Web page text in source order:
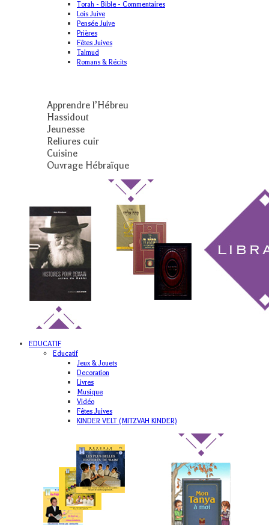
Torah - Bible - Commentaires
Lois Juive
Pensée Juive
Prières
Fêtes Juives
Talmud
Romans & Récits
Apprendre l’Hébreu
Hassidout
Jeunesse
Reliures cuir
Cuisine
Ouvrage Hébraïque
EDUCATIF
Educatif
Jeux & Jouets
Decoration
Livres
Musique
Vidéo
Fêtes Juives
KINDER VELT (MITZVAH KINDER)